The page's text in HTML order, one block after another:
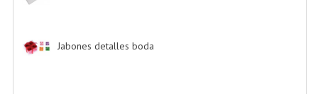
Jabones detalles boda